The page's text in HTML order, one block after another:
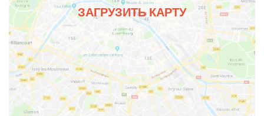
ЗАГРУЗИТЬ КАРТУ